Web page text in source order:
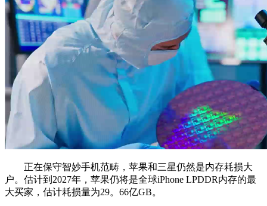
正在保守智妙手机范畴，苹果和三星仍然是内存耗损大
户。估计到2027年，苹果仍将是全球iPhone LPDDR内存的最
大买家，估计耗损量为29。66亿GB。